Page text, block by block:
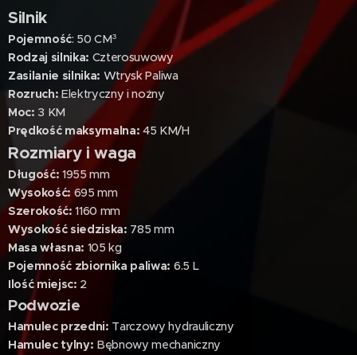
Silnik
Pojemność: 50 CM³
Rodzaj silnika: Czterosuwowy
Zasilanie silnika: Wtrysk Paliwa
Rozruch: Elektryczny i nożny
Moc: 3 KM
Prędkość maksymalna: 45 KM/H
Rozmiary i waga
Długość: 1955 mm
Wysokość: 695 mm
Szerokość: 1160 mm
Wysokość siedziska: 785 mm
Masa własna: 105 kg
Pojemność zbiornika paliwa: 6.5 L
Ilość miejsc: 2
Podwozie
Hamulec przedni: Tarczowy hydrauliczny
Hamulec tylny: Bębnowy mechaniczny